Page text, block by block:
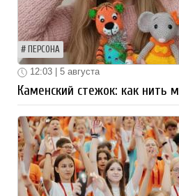
ПЕРСОНА
12:03 | 5 августа
Каменский стежок: как нить